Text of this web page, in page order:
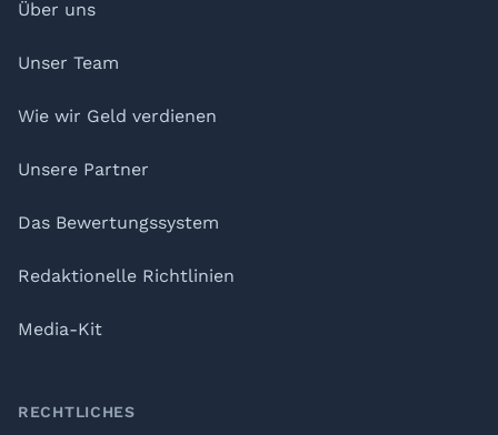
Über uns
Unser Team
Wie wir Geld verdienen
Unsere Partner
Das Bewertungssystem
Redaktionelle Richtlinien
Media-Kit
RECHTLICHES